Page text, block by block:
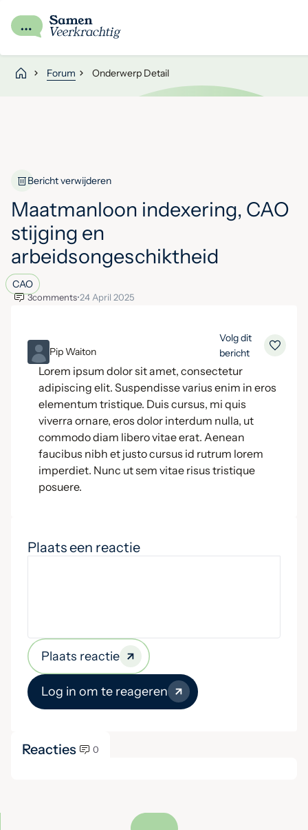
Forum Onderwerp Detail
Bericht verwijderen
Maatmanloon indexering, CAO
stijging en
arbeidsongeschiktheid
CAO
3comments•24 April 2025
ML Pip Waiton
Volg dit
bericht
Lorem ipsum dolor sit amet, consectetur
adipiscing elit. Suspendisse varius enim in eros
elementum tristique. Duis cursus, mi quis
viverra ornare, eros dolor interdum nulla, ut
commodo diam libero vitae erat. Aenean
faucibus nibh et justo cursus id rutrum lorem
imperdiet. Nunc ut sem vitae risus tristique
posuere.
Plaats een reactie
Plaats reactie
Log in om te reageren
Reacties 0